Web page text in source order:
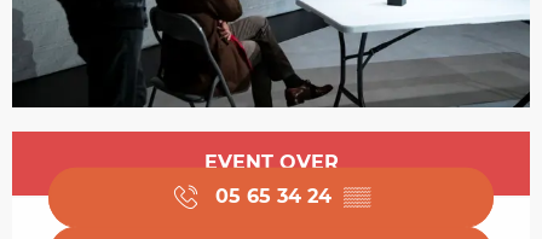
Opening hours & contact details
EVENT OVER
05 65 34 24 ▒▒